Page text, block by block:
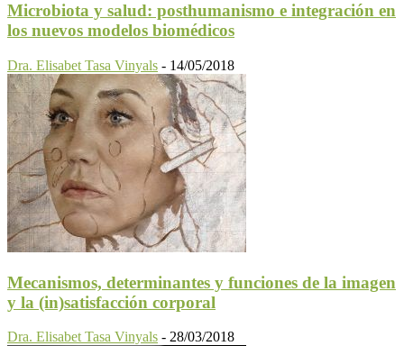
Microbiota y salud: posthumanismo e integración en
los nuevos modelos biomédicos
Dra. Elisabet Tasa Vinyals - 14/05/2018
Mecanismos, determinantes y funciones de la imagen
y la (in)satisfacción corporal
Dra. Elisabet Tasa Vinyals - 28/03/2018